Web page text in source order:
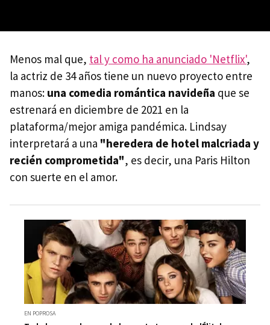
Menos mal que, tal y como ha anunciado 'Netflix',
la actriz de 34 años tiene un nuevo proyecto entre
manos: una comedia romántica navideña que se
estrenará en diciembre de 2021 en la
plataforma/mejor amiga pandémica. Lindsay
interpretará a una "heredera de hotel malcriada y
recién comprometida", es decir, una Paris Hilton
con suerte en el amor.
EN POPROSA